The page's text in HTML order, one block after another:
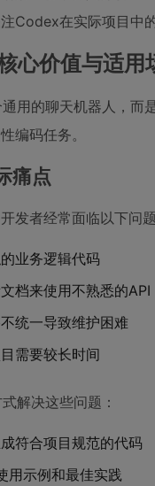
Codex在实际项目中
心价值与适用
用的聊天机器人，而
编码任务。
痛点
发者经常面临以下问题
业务逻辑代码
档来使用不熟悉的API
统一导致维护困难
需要较长时间
解决这些问题：
符合项目规范的代码
用示例和最佳实践